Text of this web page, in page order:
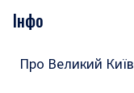
Подкасти
Тести
Інфо
Про Великий Київ